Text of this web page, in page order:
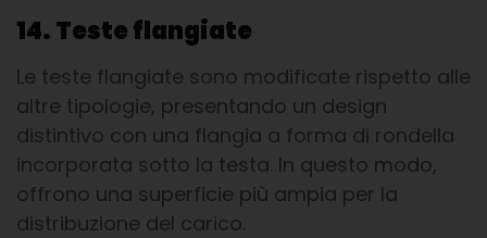
14. Teste flangiate
Le teste flangiate sono modificate rispetto alle
altre tipologie, presentando un design
distintivo con una flangia a forma di rondella
incorporata sotto la testa. In questo modo,
offrono una superficie più ampia per la
distribuzione del carico.